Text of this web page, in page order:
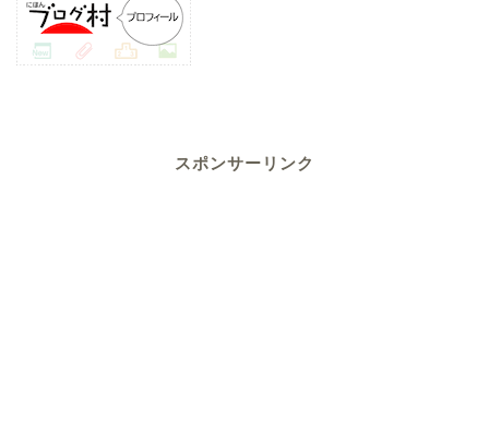
スポンサーリンク